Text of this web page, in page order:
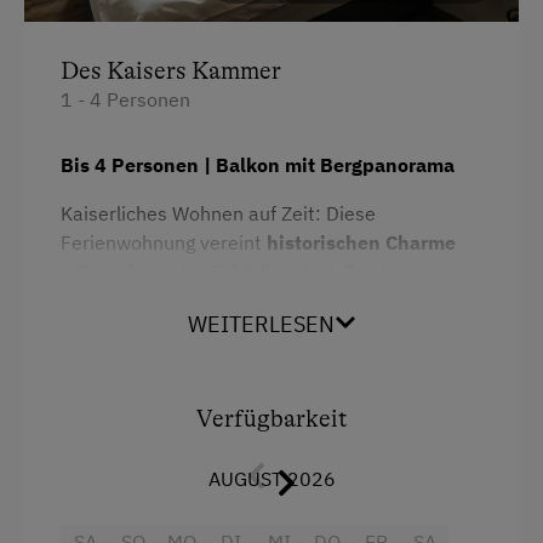
Backofen
Wasserkocher
Küche
Hochgeschwindigkeits-Internetanschluss
Wlan
Doppelbett (Kingsize)
Des Kaisers Kammer
1 - 4 Personen
Bis 4 Personen | Balkon mit Bergpanorama
Kaiserliches Wohnen auf Zeit: Diese
Ferienwohnung vereint historischen Charme
französische Balkone mit kunstvoller
Franz Josef sich gewünscht hätte. Ein Fernrohr
WEITERLESEN
Verfügbarkeit
AUGUST 2026